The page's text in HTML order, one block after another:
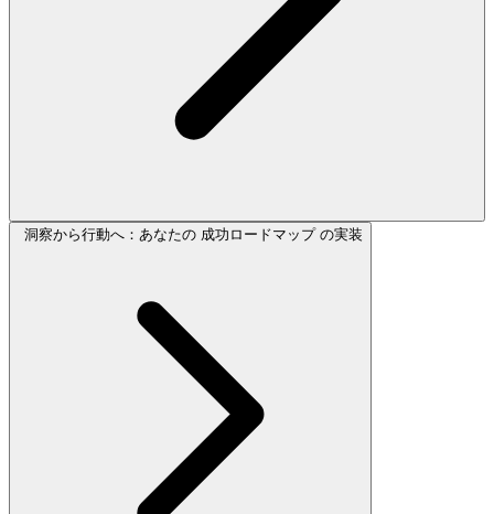
洞察から行動へ：あなたの 成功ロードマップ の実装